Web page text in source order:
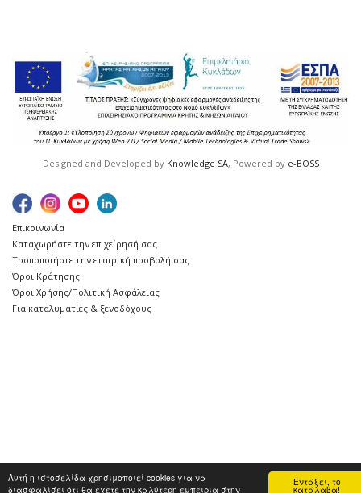
Εντάξει, το
κατάλαβα!
Αυτή η ιστοσελίδα χρησιμοποιεί cookies για να
διασφαλίσει ότι θα έχετε την καλύτερη εμπειρία στην
Designed and Developed by Knowledge SA, Powered by e-BOSS
Επικοινωνία
Καταχωρήστε την επιχείρησή σας
Τροποποιήστε την εταιρική προβολή σας
Όροι Κράτησης
Όροι Χρήσης/Πολιτική Ασφάλειας
Για καταλυματίες & ξενοδόχους